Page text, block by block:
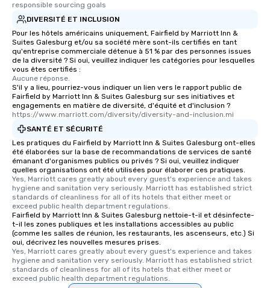
responsible sourcing goals
DIVERSITÉ ET INCLUSION
Pour les hôtels américains uniquement, Fairfield by Marriott Inn &
Suites Galesburg et/ou sa société mère sont-ils certifiés en tant
qu'entreprise commerciale détenue à 51 % par des personnes issues
de la diversité ? Si oui, veuillez indiquer les catégories pour lesquelles
vous êtes certifiés :
Aucune réponse.
S'il y a lieu, pourriez-vous indiquer un lien vers le rapport public de
Fairfield by Marriott Inn & Suites Galesburg sur ses initiatives et
engagements en matière de diversité, d'équité et d'inclusion ?
https://www.marriott.com/diversity/diversity-and-inclusion.mi
SANTÉ ET SÉCURITÉ
Les pratiques du Fairfield by Marriott Inn & Suites Galesburg ont-elles
été élaborées sur la base de recommandations de services de santé
émanant d'organismes publics ou privés ? Si oui, veuillez indiquer
quelles organisations ont été utilisées pour élaborer ces pratiques.
Yes, Marriott cares greatly about every guest's experience and takes
hygiene and sanitation very seriously. Marriott has established strict
standards of cleanliness for all of its hotels that either meet or
exceed public health department regulations.
Fairfield by Marriott Inn & Suites Galesburg nettoie-t-il et désinfecte-
t-il les zones publiques et les installations accessibles au public
(comme les salles de réunion, les restaurants, les ascenseurs, etc.) Si
oui, décrivez les nouvelles mesures prises.
Yes, Marriott cares greatly about every guest's experience and takes
hygiene and sanitation very seriously. Marriott has established strict
standards of cleanliness for all of its hotels that either meet or
exceed public health department regulations.